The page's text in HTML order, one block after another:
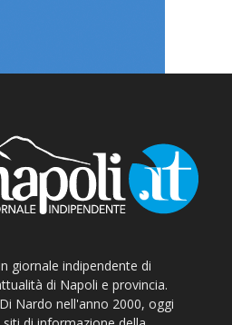
giornale indipendente di
di Napoli e provincia.
Nardo nell'anno 2000, oggi